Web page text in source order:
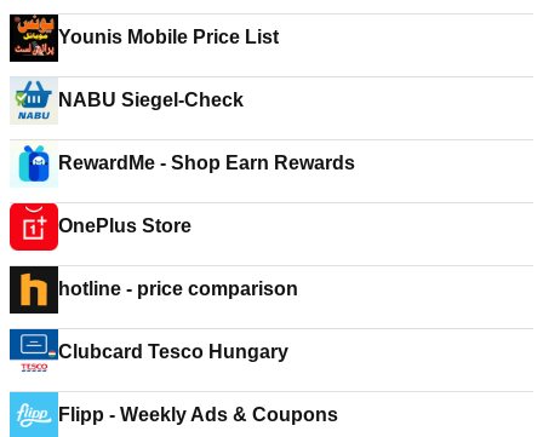
Younis Mobile Price List
NABU Siegel-Check
RewardMe - Shop Earn Rewards
OnePlus Store
hotline - price comparison
Clubcard Tesco Hungary
Flipp - Weekly Ads & Coupons